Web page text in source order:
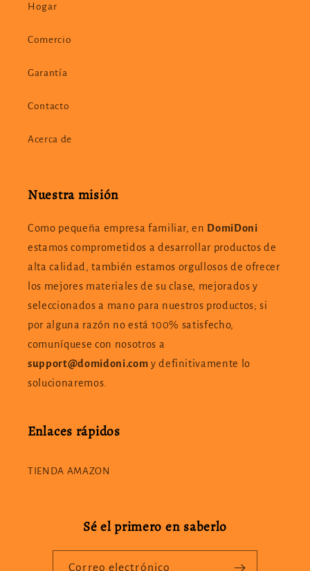
Hogar
Comercio
Garantía
Contacto
Acerca de
Nuestra misión
Como pequeña empresa familiar, en DomiDoni
estamos comprometidos a desarrollar productos de
alta calidad, también estamos orgullosos de ofrecer
los mejores materiales de su clase, mejorados y
seleccionados a mano para nuestros productos; si
por alguna razón no está 100% satisfecho,
comuníquese con nosotros a
support@domidoni.com y definitivamente lo
solucionaremos.
Enlaces rápidos
TIENDA AMAZON
Sé el primero en saberlo
Correo electrónico